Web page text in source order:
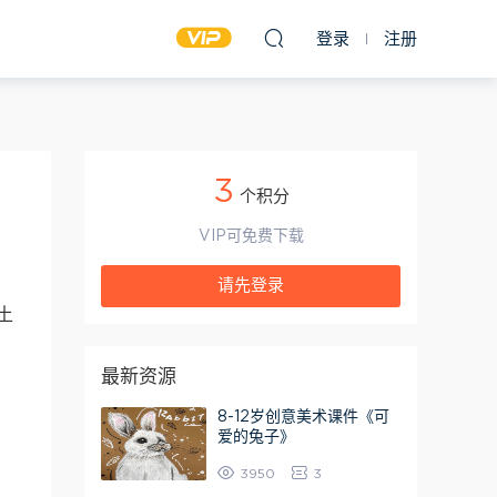
登录 注册
3 个积分
VIP可免费下载
请先登录
最新资源
8-12岁创意美术课件《可
爱的兔子》
3950 3